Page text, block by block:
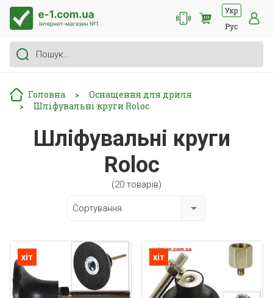
Укр
Рус
Головна > Оснащення для дриля
> Шліфувальні круги Roloc
Шліфувальні круги
Roloc
(20 товарів)
Сортування
хіт хіт